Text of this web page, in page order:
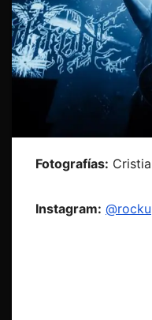
Fotografías:
Instagram: